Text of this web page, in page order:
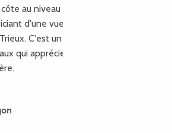
au niveau de la baie de
d'une vue remarquable sur
C'est un bon endroit pour
qui apprécient cette baie